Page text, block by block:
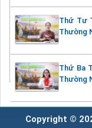
Thứ Tư
Thường
Thứ Ba
Thường
Copyright ©